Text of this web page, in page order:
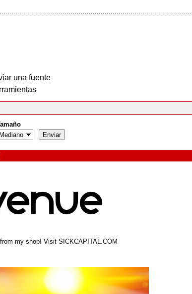
una fuente
my shop! Visit SICKCAPITAL.COM